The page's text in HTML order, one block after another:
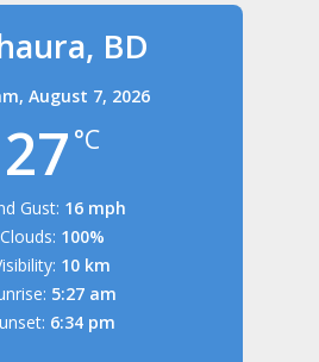
BD
August 7, 2026
27 °C
Gust: 16 mph
Clouds: 100%
10 km
5:27 am
6:34 pm